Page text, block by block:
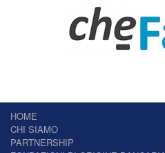
HOME
CHI SIAMO
PARTNERSHIP